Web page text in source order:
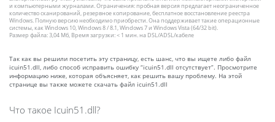
и компьютерными журналами. Ограничения: пробная версия предлагает неограниченное
количество сканирований, резервное копирование, бесплатное восстановление реестра
Windows. Полную версию необходимо приобрести. Она поддерживает такие операционные
системы, как Windows 10, Windows 8 / 8.1, Windows 7 и Windows Vista (64/32 bit).
Размер файла: 3,04 Мб, Время загрузки: < 1 мин. на DSL/ADSL/кабеле
Так как вы решили посетить эту страницу, есть шанс, что вы ищете либо файл
icuin51.dll, либо способ исправить ошибку “icuin51.dll отсутствует”. Просмотрите
информацию ниже, которая объясняет, как решить вашу проблему. На этой
странице вы также можете скачать файл icuin51.dll
Что такое Icuin51.dll?